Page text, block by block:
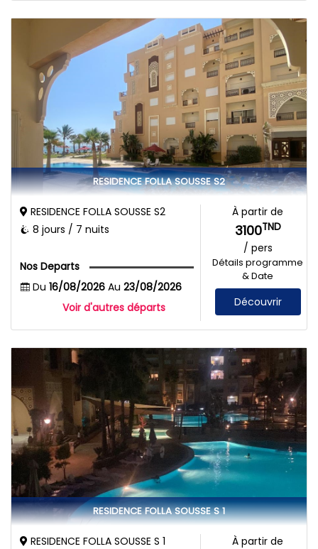
RESIDENCE FOLLA SOUSSE S2
RESIDENCE FOLLA SOUSSE S2
8 jours / 7 nuits
Nos Departs
Du 16/08/2026 Au 23/08/2026
Voir d'autres départs
À partir de
3100TND
/ pers
Détails programme
& Date
Découvrir
RESIDENCE FOLLA SOUSSE S 1
RESIDENCE FOLLA SOUSSE S 1
À partir de